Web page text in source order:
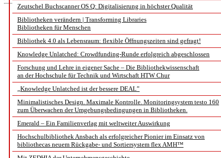
Zeutschel Buchscanner OS Q: Digitalisierung in höchster Qualität
Bibliotheken verändern | Transforming Libraries
Bibliotheken für Menschen
Bibliothek 4.0 als Lebensraum: flexible Öffnungszeiten sind gefragt!
Knowledge Unlatched: Crowdfunding-Runde erfolgreich abgeschlossen
Forschung und Lehre in eigener Sache – Die Bibliothekwissenschaft
an der Hochschule für Technik und Wirtschaft HTW Chur
„Knowledge Unlatched ist der bessere DEAL”
Minimalistisches Design. Maximale Kontrolle. Monitoringsystem testo 160
zum Überwachen der Umgebungsbedingungen in Bibliotheken.
Emerald – Ein Familienverlag mit weltweiter Auswirkung
Hochschulbibliothek Ansbach als erfolgreicher Pionier im Einsatz von
bibliothecas neuem Rückgabe- und Sortiersystem flex AMH™
Bericht über die
gemeinsam
der TIB –Leibniz-